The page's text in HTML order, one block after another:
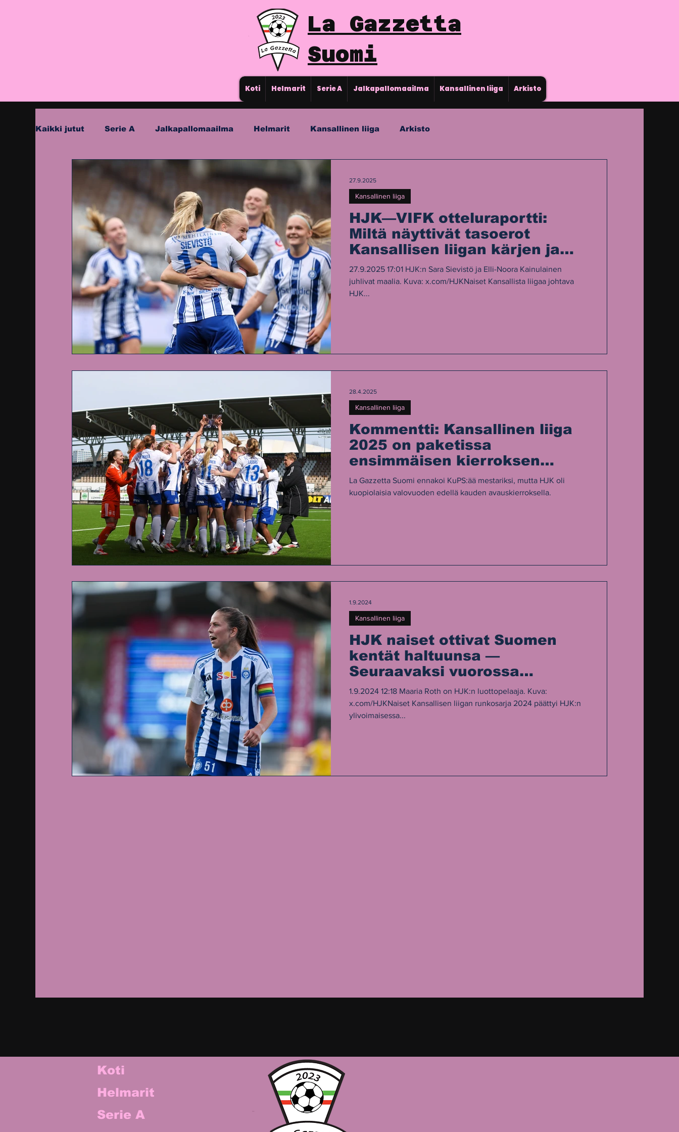
La Gazzetta
Suomi
Koti Helmarit Serie A Jalkapallomaailma Kansallinen liiga Arkisto
Kaikki jutut Serie A Jalkapallomaailma Helmarit Kansallinen liiga Arkisto
HJK—VIFK otteluraportti:
Miltä näyttivät tasoerot
Kansallisen liigan kärjen ja
pohjan välillä?
27.9.2025 17:01 HJK:n Sara Sievistö ja Elli-Noora Kainulainen
juhlivat maalia. Kuva: x.com/HJKNaiset Kansallista liigaa johtava
HJK...
Kansallinen liiga
27.9.2025
Kommentti: Kansallinen liiga
2025 on paketissa
ensimmäisen kierroksen
jälkeen
La Gazzetta Suomi ennakoi KuPS:ää mestariksi, mutta HJK oli
kuopiolaisia valovuoden edellä kauden avauskierroksella.
Kansallinen liiga
28.4.2025
HJK naiset ottivat Suomen
kentät haltuunsa —
Seuraavaksi vuorossa
Euroopan valloitus?
1.9.2024 12:18 Maaria Roth on HJK:n luottopelaaja. Kuva:
x.com/HJKNaiset Kansallisen liigan runkosarja 2024 päättyi HJK:n
ylivoimaisessa...
Kansallinen liiga
1.9.2024
Koti
Helmarit
Serie A